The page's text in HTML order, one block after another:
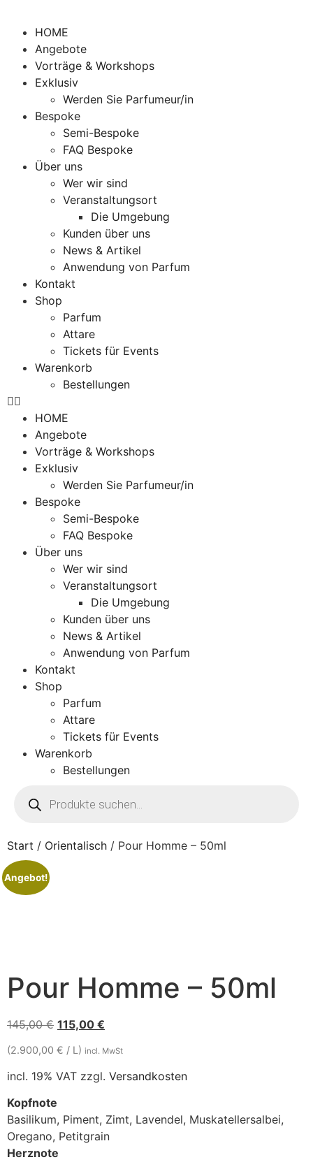
HOME
Angebote
Vorträge & Workshops
Exklusiv
Werden Sie Parfumeur/in
Bespoke
Semi-Bespoke
FAQ Bespoke
Über uns
Wer wir sind
Veranstaltungsort
Die Umgebung
Kunden über uns
News & Artikel
Anwendung von Parfum
Kontakt
Shop
Parfum
Attare
Tickets für Events
Warenkorb
Bestellungen
HOME
Angebote
Vorträge & Workshops
Exklusiv
Werden Sie Parfumeur/in
Bespoke
Semi-Bespoke
FAQ Bespoke
Über uns
Wer wir sind
Veranstaltungsort
Die Umgebung
Kunden über uns
News & Artikel
Anwendung von Parfum
Kontakt
Shop
Parfum
Attare
Tickets für Events
Warenkorb
Bestellungen
Start / Orientalisch / Pour Homme – 50ml
Angebot!
Pour Homme – 50ml
145,00€ 115,00 €
(2.900,00 € / L) incl. MwSt
incl. 19% VAT zzgl. Versandkosten
Kopfnote
Basilikum, Piment, Zimt, Lavendel, Muskatellersalbei,
Oregano, Petitgrain
Herznote